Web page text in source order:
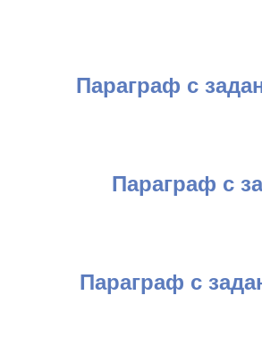
Параграф с
Параграф с
Параграф с